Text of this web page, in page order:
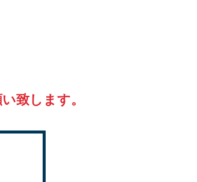
致します。